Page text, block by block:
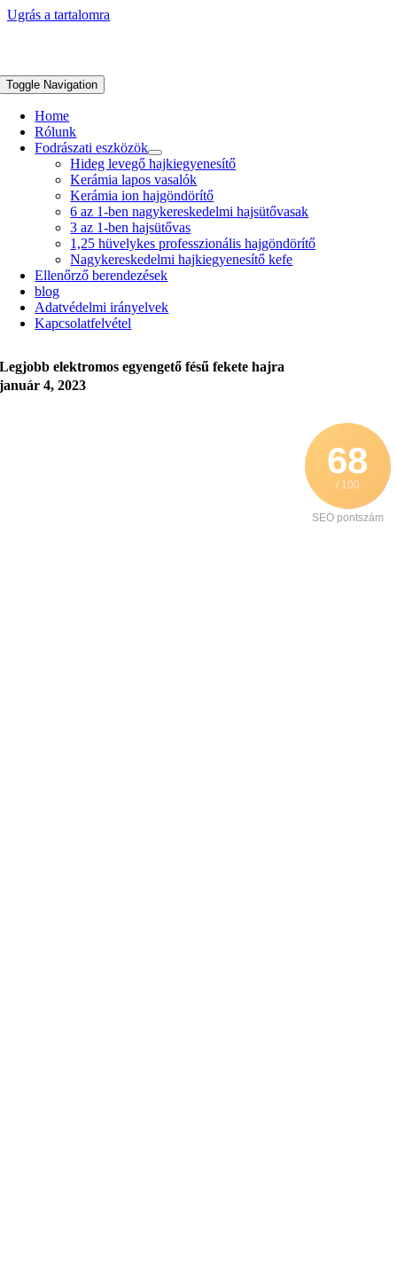
Ugrás a tartalomra
Toggle Navigation
Home
Rólunk
Fodrászati eszközök
Hideg levegő hajkiegyenesítő
Kerámia lapos vasalók
Kerámia ion hajgöndörítő
6 az 1-ben nagykereskedelmi hajsütővasak
3 az 1-ben hajsütővas
1,25 hüvelykes professzionális hajgöndörítő
Nagykereskedelmi hajkiegyenesítő kefe
Ellenőrző berendezések
blog
Adatvédelmi irányelvek
Kapcsolatfelvétel
Legjobb elektromos egyengető fésű fekete hajra
január 4, 2023
68
/ 100
SEO pontszám